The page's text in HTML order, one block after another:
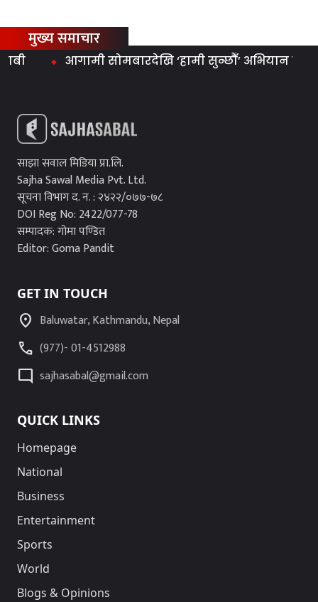
मुख्य समाचार
आगामी सोमबारदेखि ‘हामी सुन्छौँ’ अभियान सञ्चालन
साझा सवाल मिडिया प्रा.लि.
Sajha Sawal Media Pvt. Ltd.
सूचना विभाग द. न. : २४२२/०७७-७८
DOI Reg No: 2422/077-78
सम्पादक: गोमा पण्डित
Editor: Goma Pandit
GET IN TOUCH
location_on Baluwatar, Kathmandu, Nepal
call (977)- 01-4512988
mode_comment sajhasabal@gmail.com
QUICK LINKS
Homepage
National
Business
Entertainment
Sports
World
Blogs & Opinions